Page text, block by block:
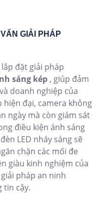
GIẢI PHÁP
đặt giải pháp
sáng kép , giúp đảm
doanh nghiệp của
hiện đại, camera không
ngày mà còn giám sát
điều kiện ánh sáng
LED nháy sáng sẽ
chặn các mối đe
giàu kinh nghiệm của
pháp an ninh
tin cậy.